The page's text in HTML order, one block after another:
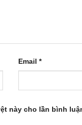
Email *
này cho lần bình